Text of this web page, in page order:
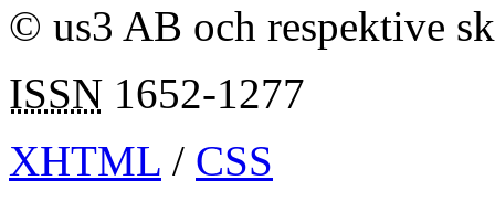
© us3 AB och respektive
ISSN 1652-1277
XHTML / CSS